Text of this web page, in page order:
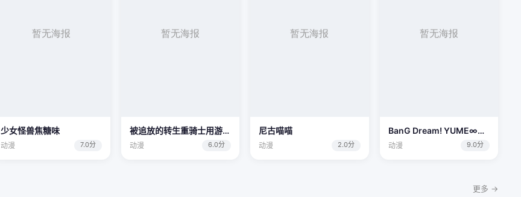
少女怪兽焦糖味
动漫 7.0分
被追放的转生重骑士用游戏知识开无双
动漫 6.0分
尼古喵喵
动漫 2.0分
BanG Dream! YUME∞MITA
动漫 9.0分
更多 →